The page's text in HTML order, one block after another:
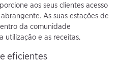
aos seus clientes acesso
As suas estações de
da comunidade
utilização e as receitas.
eficientes